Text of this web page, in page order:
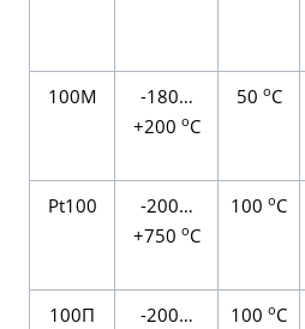
100M
-180…
+200 оС
50 оС
Pt100
-200…
+750 оС
100 оС
100П
-200…
100 оС